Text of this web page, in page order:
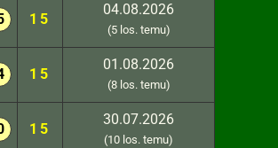
15
04.08.2026
(5 los. temu)
15
01.08.2026
(8 los. temu)
15
30.07.2026
(10 los. temu)